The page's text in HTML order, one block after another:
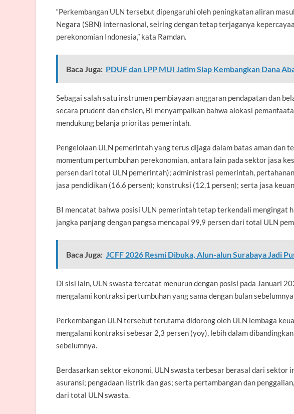
“Perkembangan ULN tersebut dipengaruhi oleh peningkatan aliran
Negara (SBN) internasional, seiring dengan tetap terjaganya
perekonomian Indonesia,” kata Ramdan.
Baca Juga: PDUF dan LPP MUI Jatim Siap Kembangkan Dana
Sebagai salah satu instrumen pembiayaan anggaran pendapatan dan
secara prudent dan efisien, BI menyampaikan bahwa alokasi
mendukung belanja prioritas pemerintah.
Pengelolaan ULN pemerintah yang terus dijaga dalam batas aman dan
momentum pertumbuhan perekonomian, antara lain pada sektor jasa
persen dari total ULN pemerintah); administrasi pemerintah,
jasa pendidikan (16,6 persen); konstruksi (12,1 persen); serta jasa
BI mencatat bahwa posisi ULN pemerintah tetap terkendali mengingat
jangka panjang dengan pangsa mencapai 99,9 persen dari total ULN
Baca Juga: JCFF 2026 Resmi Dibuka, Alun-alun Surabaya Jadi
Di sisi lain, ULN swasta tercatat menurun dengan posisi pada Januari
mengalami kontraksi pertumbuhan yang sama dengan bulan
Perkembangan ULN tersebut terutama didorong oleh ULN lembaga
mengalami kontraksi sebesar 2,3 persen (yoy), lebih dalam
sebelumnya.
Berdasarkan sektor ekonomi, ULN swasta terbesar berasal dari sektor
asuransi; pengadaan listrik dan gas; serta pertambangan dan
dari total ULN swasta.